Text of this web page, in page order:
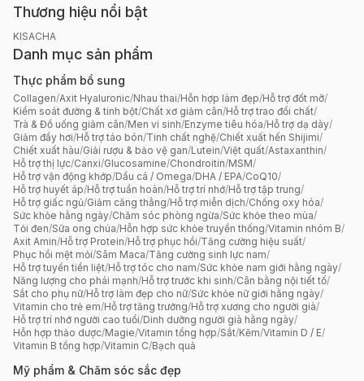
Thương hiệu nổi bật
KISACHA
Danh mục sản phẩm
Thực phẩm bổ sung
Collagen/Axit Hyaluronic/Nhau thai/Hỗn hợp làm đẹp/Hỗ trợ đốt mỡ/
Kiểm soát đường & tinh bột/Chất xơ giảm cân/Hỗ trợ trao đổi chất/
Trà & Đồ uống giảm cân/Men vi sinh/Enzyme tiêu hóa/Hỗ trợ dạ dày/
Giảm đầy hơi/Hỗ trợ táo bón/Tinh chất nghệ/Chiết xuất hến Shijimi/
Chiết xuất hàu/Giải rượu & bảo vệ gan/Lutein/Việt quất/Astaxanthin/
Hỗ trợ thị lực/Canxi/Glucosamine/Chondroitin/MSM/
Hỗ trợ vận động khớp/Dầu cá / Omega/DHA / EPA/CoQ10/
Hỗ trợ huyết áp/Hỗ trợ tuần hoàn/Hỗ trợ trí nhớ/Hỗ trợ tập trung/
Hỗ trợ giấc ngủ/Giảm căng thẳng/Hỗ trợ miễn dịch/Chống oxy hóa/
Sức khỏe hằng ngày/Chăm sóc phòng ngừa/Sức khỏe theo mùa/
Tỏi đen/Sữa ong chúa/Hỗn hợp sức khỏe truyền thống/Vitamin nhóm B/
Axit Amin/Hỗ trợ Protein/Hỗ trợ phục hồi/Tăng cường hiệu suất/
Phục hồi mệt mỏi/Sâm Maca/Tăng cường sinh lực nam/
Hỗ trợ tuyến tiền liệt/Hỗ trợ tóc cho nam/Sức khỏe nam giới hằng ngày/
Năng lượng cho phái mạnh/Hỗ trợ trước khi sinh/Cân bằng nội tiết tố/
Sắt cho phụ nữ/Hỗ trợ làm đẹp cho nữ/Sức khỏe nữ giới hằng ngày/
Vitamin cho trẻ em/Hỗ trợ tăng trưởng/Hỗ trợ xương cho người già/
Hỗ trợ trí nhớ người cao tuổi/Dinh dưỡng người già hằng ngày/
Hỗn hợp thảo dược/Magie/Vitamin tổng hợp/Sắt/Kẽm/Vitamin D / E/
Vitamin B tổng hợp/Vitamin C/Bạch quả
Mỹ phẩm & Chăm sóc sắc đẹp